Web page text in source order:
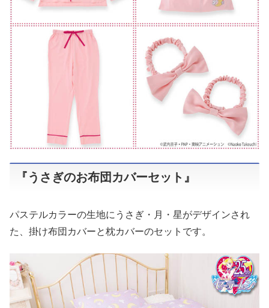
『うさぎのお布団カバーセット』
パステルカラーの生地にうさぎ・月・星がデザインされ
た、掛け布団カバーと枕カバーのセットです。